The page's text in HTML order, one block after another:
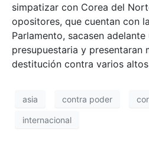
simpatizar con Corea del
opositores, que cuentan con
Parlamento, sacasen adelante
presupuestaria y presentaran
destitución contra varios
asia contra poder
internacional